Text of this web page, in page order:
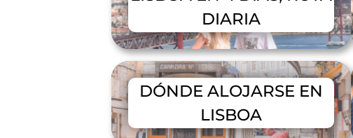
DIARIA
DÓNDE ALOJARSE EN
LISBOA